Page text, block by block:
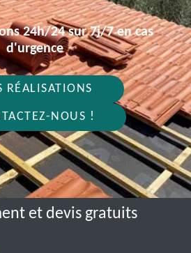
24h/24 sur 7j/7 en cas
d'urgence
RÉALISATIONS
NOUS !
et devis gratuits